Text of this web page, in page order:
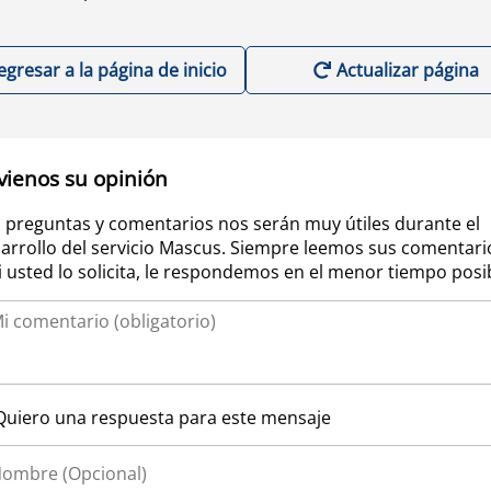
a la página de inicio Actualizar página
su opinión
preguntas y comentarios nos serán muy útiles durante el
del servicio Mascus. Siempre leemos sus
usted lo solicita, le respondemos en el menor tiempo
una respuesta para este mensaje